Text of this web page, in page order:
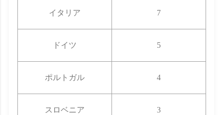
イタリア 7
ドイツ 5
ポルトガル 4
スロベニア 3